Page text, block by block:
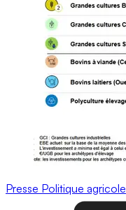
Presse Politique agricole